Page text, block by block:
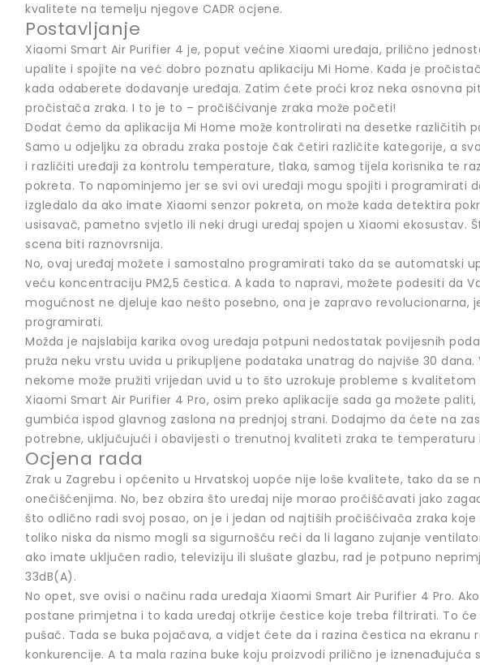
kvalitete na temelju njegove CADR ocjene.
Postavljanje
Xiaomi Smart Air Purifier 4 je, poput većine Xiaomi uređaja, prilično
upalite i spojite na već dobro poznatu aplikaciju Mi Home. Kada je
kada odaberete dodavanje uređaja. Zatim ćete proći kroz neka osnovna
pročistača zraka. I to je to – pročišćivanje zraka može početi!
Dodat ćemo da aplikacija Mi Home može kontrolirati na desetke različitih
Samo u odjeljku za obradu zraka postoje čak četiri različite kategorije, a
i različiti uređaji za kontrolu temperature, tlaka, samog tijela korisnika te
pokreta. To napominjemo jer se svi ovi uređaji mogu spojiti i programirati
izgledalo da ako imate Xiaomi senzor pokreta, on može kada detektira
usisavač, pametno svjetlo ili neki drugi uređaj spojen u Xiaomi ekosustav.
scena biti raznovrsnija.
No, ovaj uređaj možete i samostalno programirati tako da se automatski
veću koncentraciju PM2,5 čestica. A kada to napravi, možete podesiti da
mogućnost ne djeluje kao nešto posebno, ona je zapravo revolucionarna,
programirati.
Možda je najslabija karika ovog uređaja potpuni nedostatak povijesnih
pruža neku vrstu uvida u prikupljene podataka unatrag do najviše 30
nekome može pružiti vrijedan uvid u to što uzrokuje probleme s
Xiaomi Smart Air Purifier 4 Pro, osim preko aplikacije sada ga možete
gumbića ispod glavnog zaslona na prednjoj strani. Dodajmo da ćete na
potrebne, uključujući i obavijesti o trenutnoj kvaliteti zraka te temperaturu
Ocjena rada
Zrak u Zagrebu i općenito u Hrvatskoj uopće nije loše kvalitete, tako da
onečišćenjima. No, bez obzira što uređaj nije morao pročišćavati jako
što odlično radi svoj posao, on je i jedan od najtiših pročišćivača zraka
toliko niska da nismo mogli sa sigurnošću reći da li lagano zujanje
ako imate uključen radio, televiziju ili slušate glazbu, rad je potpuno
33dB(A).
No opet, sve ovisi o načinu rada uređaja Xiaomi Smart Air Purifier 4 Pro.
postane primjetna i to kada uređaj otkrije čestice koje treba filtrirati. To
pušač. Tada se buka pojačava, a vidjet ćete da i razina čestica na
konkurencije. A ta mala razina buke koju proizvodi prilično je